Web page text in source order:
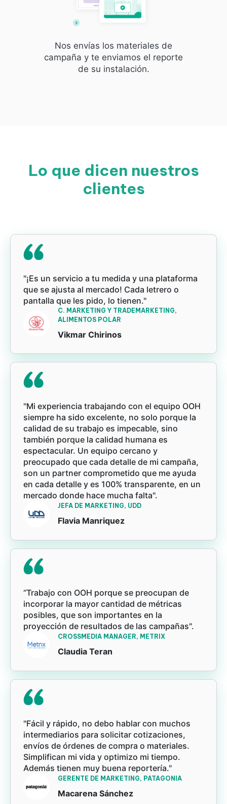
Nos envías los materiales de
campaña y te enviamos el reporte
de su instalación.
Lo que dicen nuestros
clientes
"¡Es un servicio a tu medida y una plataforma
que se ajusta al mercado! Cada letrero o
pantalla que les pido, lo tienen."
C. MARKETING Y TRADEMARKETING,
ALIMENTOS POLAR
Vikmar Chirinos
"Mi experiencia trabajando con el equipo OOH
siempre ha sido excelente, no solo porque la
calidad de su trabajo es impecable, sino
también porque la calidad humana es
espectacular. Un equipo cercano y
preocupado que cada detalle de mi campaña,
son un partner comprometido que me ayuda
en cada detalle y es 100% transparente, en un
mercado donde hace mucha falta".
JEFA DE MARKETING, UDD
Flavia Manriquez
“Trabajo con OOH porque se preocupan de
incorporar la mayor cantidad de métricas
posibles, que son importantes en la
proyección de resultados de las campañas".
CROSSMEDIA MANAGER, METRIX
Claudia Teran
"Fácil y rápido, no debo hablar con muchos
intermediarios para solicitar cotizaciones,
envíos de órdenes de compra o materiales.
Simplifican mi vida y optimizo mi tiempo.
Además tienen muy buena reportería."
GERENTE DE MARKETING, PATAGONIA
Macarena Sánchez